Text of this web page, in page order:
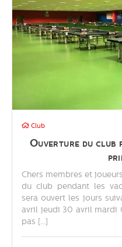
Club
Ouverture du club
Chers membres et
du club pendant les
sera ouvert les jours
avril jeudi 30 avril mardi
pas [...]